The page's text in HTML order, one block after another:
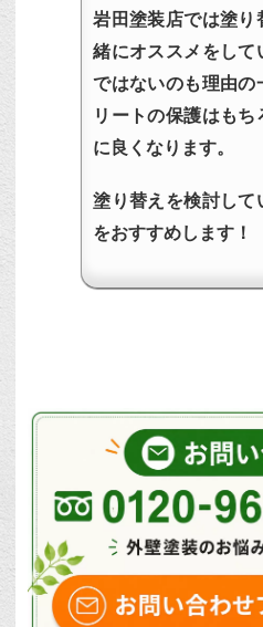
岩田塗装店では塗り
緒にオススメをし
ではないのも理由の
リートの保護はも
に良くなります。
塗り替えを検討して
をおすすめします！